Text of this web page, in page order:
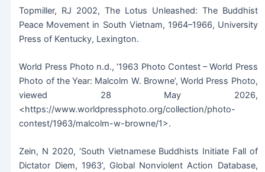
Topmiller, RJ 2002, The Lotus Unleashed: The Buddhist
Peace Movement in South Vietnam, 1964–1966, University
Press of Kentucky, Lexington.
World Press Photo n.d., ‘1963 Photo Contest – World Press
Photo of the Year: Malcolm W. Browne’, World Press Photo,
viewed 28 May 2026,
<https://www.worldpressphoto.org/collection/photo-
contest/1963/malcolm-w-browne/1>.
Zein, N 2020, ‘South Vietnamese Buddhists Initiate Fall of
Dictator Diem, 1963’, Global Nonviolent Action Database,